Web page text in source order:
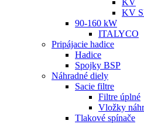
KV
KV
90-160 kW
ITALYCO
Pripájacie hadice
Hadice
Spojky BSP
Náhradné diely
Sacie filtre
Filtre úplné
Vložky
Tlakové spínače